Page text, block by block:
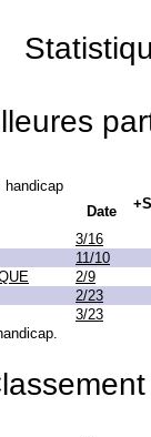
handicap
Date
3/16
11/10
2/9
2/23
3/23